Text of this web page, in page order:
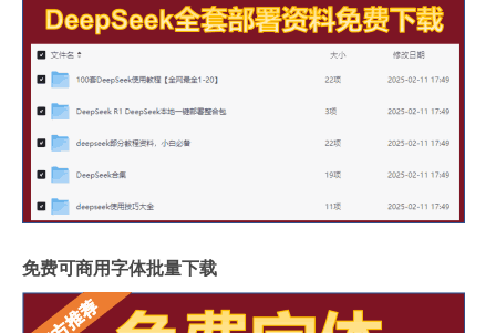
免费可商用字体批量下载